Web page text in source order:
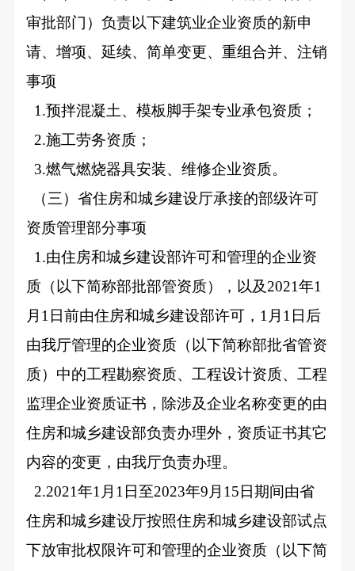
审批部门）负责以下建筑业企业资质的新申
请、增项、延续、简单变更、重组合并、注销
事项
1.预拌混凝土、模板脚手架专业承包资质；
2.施工劳务资质；
3.燃气燃烧器具安装、维修企业资质。
（三）省住房和城乡建设厅承接的部级许可
资质管理部分事项
1.由住房和城乡建设部许可和管理的企业资
质（以下简称部批部管资质），以及2021年1
月1日前由住房和城乡建设部许可，1月1日后
由我厅管理的企业资质（以下简称部批省管资
质）中的工程勘察资质、工程设计资质、工程
监理企业资质证书，除涉及企业名称变更的由
住房和城乡建设部负责办理外，资质证书其它
内容的变更，由我厅负责办理。
2.2021年1月1日至2023年9月15日期间由省
住房和城乡建设厅按照住房和城乡建设部试点
下放审批权限许可和管理的企业资质（以下简